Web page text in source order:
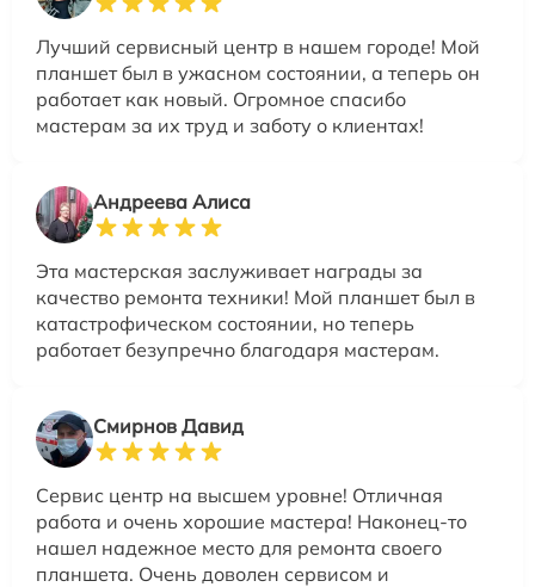
Лучший сервисный центр в нашем городе! Мой
планшет был в ужасном состоянии, а теперь он
работает как новый. Огромное спасибо
мастерам за их труд и заботу о клиентах!
Андреева Алиса
Эта мастерская заслуживает награды за
качество ремонта техники! Мой планшет был в
катастрофическом состоянии, но теперь
работает безупречно благодаря мастерам.
Смирнов Давид
Сервис центр на высшем уровне! Отличная
работа и очень хорошие мастера! Наконец-то
нашел надежное место для ремонта своего
планшета. Очень доволен сервисом и